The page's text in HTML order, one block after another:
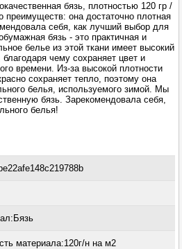
бязь, плотностью 120 гр /
преимуществ: она достаточно плотная
себя, как лучший выбор для
бязь - это практичная и
белье из этой ткани имеет высокий
благодаря чему сохраняет цвет и
времени. Из-за высокой плотности
сохраняет тепло, поэтому она
белья, используемого зимой. Мы
бязь. Зарекомендовала себя,
белья!
материала:120г/н на м2